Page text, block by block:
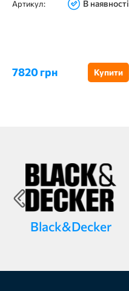
Артикул: В наявності
7820 грн Купити
Black&Decker